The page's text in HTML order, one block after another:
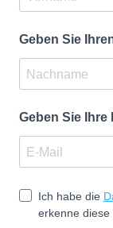
Geben Sie
Geben Sie Ihre
Ich habe die
erkenne diese